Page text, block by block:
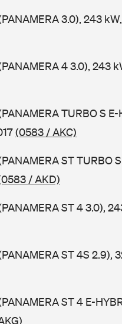
3.0), 243
4 3.0), 243
TURBO S
(0583 / AKC)
ST
/ AKD)
ST 4 3.0),
ST 4S 2.9),
ST 4 E-